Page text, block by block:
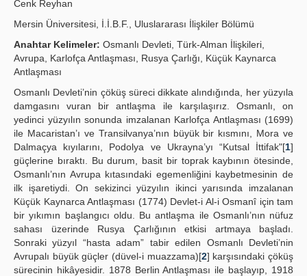
Guidelines
Contact Us
Cenk Reyhan
Mersin Üniversitesi, İ.İ.B.F., Uluslararası İlişkiler Bölümü
Anahtar Kelimeler: Osmanlı Devleti, Türk-Alman İlişkileri,
Avrupa, Karlofça Antlaşması, Rusya Çarlığı, Küçük Kaynarca
Antlaşması
Osmanlı Devleti’nin çöküş süreci dikkate alındığında, her yüzyıla
damgasını vuran bir antlaşma ile karşılaşırız. Osmanlı, on
yedinci yüzyılın sonunda imzalanan Karlofça Antlaşması (1699)
ile Macaristan’ı ve Transilvanya’nın büyük bir kısmını, Mora ve
Dalmaçya kıyılarını, Podolya ve Ukrayna’yı “Kutsal İttifak"[1]
güçlerine bıraktı. Bu durum, basit bir toprak kaybının ötesinde,
Osmanlı’nın Avrupa kıtasındaki egemenliğini kaybetmesinin de
ilk işaretiydi. On sekizinci yüzyılın ikinci yarısında imzalanan
Küçük Kaynarca Antlaşması (1774) Devlet-i Al-i Osmanî için tam
bir yıkımın başlangıcı oldu. Bu antlaşma ile Osmanlı’nın nüfuz
sahası üzerinde Rusya Çarlığının etkisi artmaya başladı.
Sonraki yüzyıl “hasta adam” tabir edilen Osmanlı Devleti’nin
Avrupalı büyük güçler (düvel-i muazzama)[2] karşısındaki çöküş
sürecinin hikâyesidir. 1878 Berlin Antlaşması ile başlayıp, 1918